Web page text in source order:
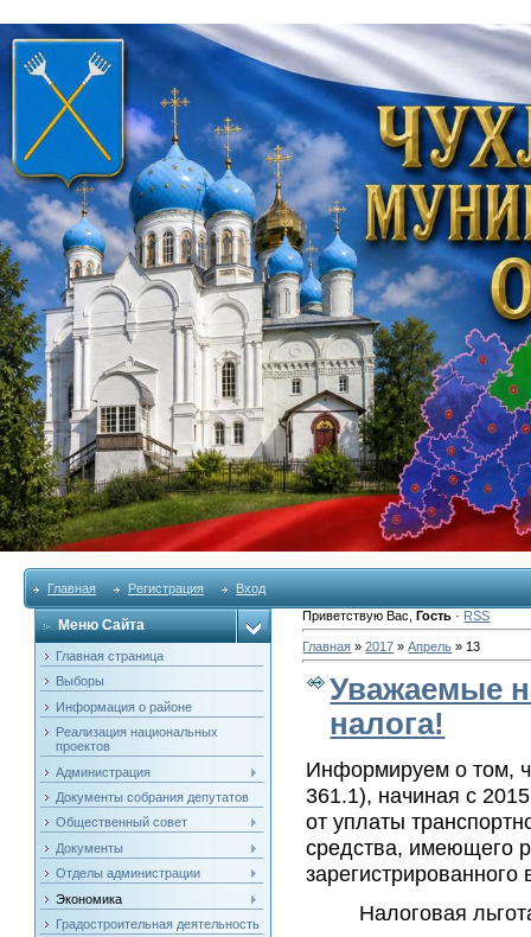
Главная Регистрация Вход
Меню Сайта
Главная страница
Выборы
Информация о районе
Реализация национальных
проектов
Администрация
Документы собрания депутатов
Общественный совет
Документы
Отделы администрации
Экономика
Градостроительная деятельность
Приветствую Вас ,Гость · RSS
Главная »2017 » Апрель » 13
Уважаемые
налога!
Информируем о том,
361.1), начиная с
от уплаты
средства, имеющего
Налоговая льгота